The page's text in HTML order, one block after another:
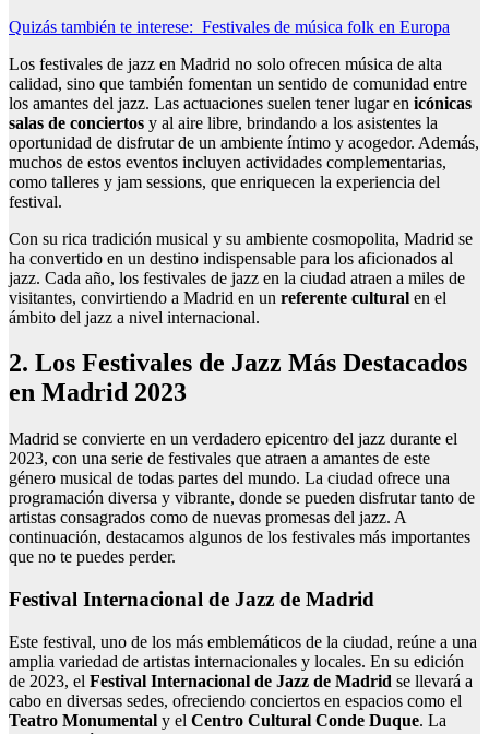
Quizás también te interese: Festivales de música folk en Europa
Los festivales de jazz en Madrid no solo ofrecen música de alta
calidad, sino que también fomentan un sentido de comunidad entre
los amantes del jazz. Las actuaciones suelen tener lugar en icónicas
salas de conciertos y al aire libre, brindando a los asistentes la
oportunidad de disfrutar de un ambiente íntimo y acogedor. Además,
muchos de estos eventos incluyen actividades complementarias,
como talleres y jam sessions, que enriquecen la experiencia del
festival.
Con su rica tradición musical y su ambiente cosmopolita, Madrid se
ha convertido en un destino indispensable para los aficionados al
jazz. Cada año, los festivales de jazz en la ciudad atraen a miles de
visitantes, convirtiendo a Madrid en un referente cultural en el
ámbito del jazz a nivel internacional.
2. Los Festivales de Jazz Más Destacados
en Madrid 2023
Madrid se convierte en un verdadero epicentro del jazz durante el
2023, con una serie de festivales que atraen a amantes de este
género musical de todas partes del mundo. La ciudad ofrece una
programación diversa y vibrante, donde se pueden disfrutar tanto de
artistas consagrados como de nuevas promesas del jazz. A
continuación, destacamos algunos de los festivales más importantes
que no te puedes perder.
Festival Internacional de Jazz de Madrid
Este festival, uno de los más emblemáticos de la ciudad, reúne a una
amplia variedad de artistas internacionales y locales. En su edición
de 2023, el Festival Internacional de Jazz de Madrid se llevará a
cabo en diversas sedes, ofreciendo conciertos en espacios como el
Teatro Monumental y el Centro Cultural Conde Duque. La